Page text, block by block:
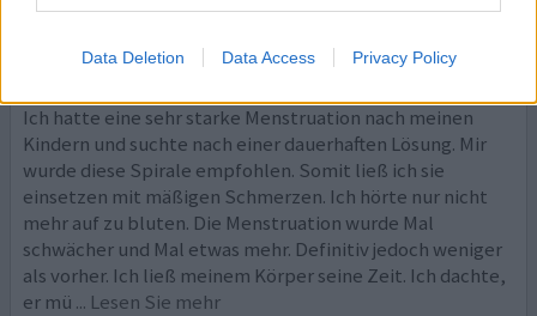
Data Deletion Data Access Privacy Policy
Anzahl Nebenwirkungen
Ich hatte eine sehr starke Menstruation nach meinen
Kindern und suchte nach einer dauerhaften Lösung. Mir
wurde diese Spirale empfohlen. Somit ließ ich sie
einsetzen mit mäßigen Schmerzen. Ich hörte nur nicht
mehr auf zu bluten. Die Menstruation wurde Mal
schwächer und Mal etwas mehr. Definitiv jedoch weniger
als vorher. Ich ließ meinem Körper seine Zeit. Ich dachte,
er mü ... Lesen Sie mehr